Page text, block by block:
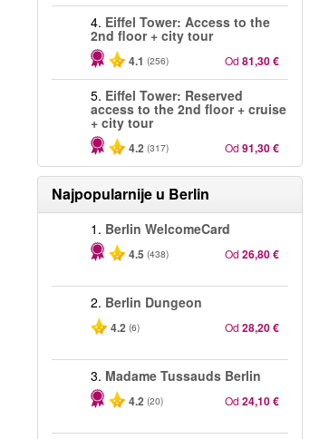
4. Eiffel Tower: Access to the
2nd floor + city tour
4.1 (256) Od 81,30 €
5. Eiffel Tower: Reserved
access to the 2nd floor + cruise
+ city tour
4.2 (317) Od 91,30 €
Najpopularnije u Berlin
1. Berlin WelcomeCard
4.5 (438) Od 26,80 €
2. Berlin Dungeon
4.2 (6) Od 28,20 €
3. Madame Tussauds Berlin
4.2 (20) Od 24,10 €